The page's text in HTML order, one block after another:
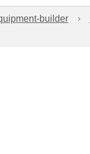
builder